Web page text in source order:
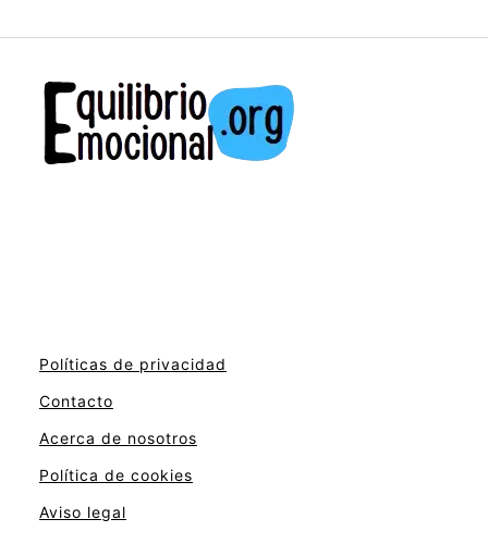
Políticas de privacidad
Contacto
Acerca de nosotros
Política de cookies
Aviso legal